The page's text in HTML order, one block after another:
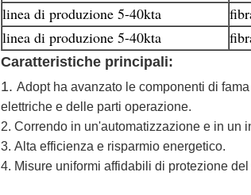
linea di produzione 5-40kta
linea di produzione 5-40kta
Caratteristiche principali:
1. Adopt ha avanzato le componenti di
elettriche e delle parti operazione.
2. Correndo in un'automatizzazione e in un
3. Alta efficienza e risparmio energetico.
4. Misure uniformi affidabili di protezione